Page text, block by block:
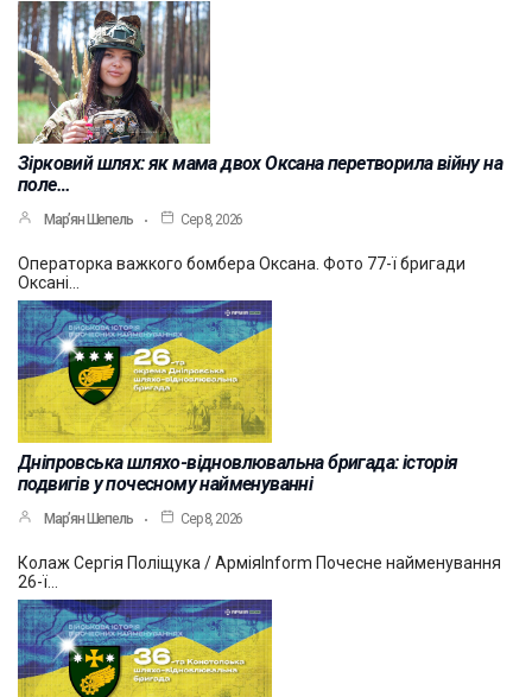
Зірковий шлях: як мама двох Оксана перетворила війну на
поле…
Мар’ян Шепель Сер 8, 2026
Операторка важкого бомбера Оксана. Фото 77-ї бригади
Оксані…
Дніпровська шляхо-відновлювальна бригада: історія
подвигів у почесному найменуванні
Мар’ян Шепель Сер 8, 2026
Колаж Сергія Поліщука / АрміяInform Почесне найменування
26-ї…